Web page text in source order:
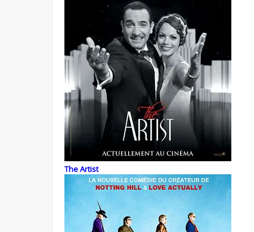
The Artist